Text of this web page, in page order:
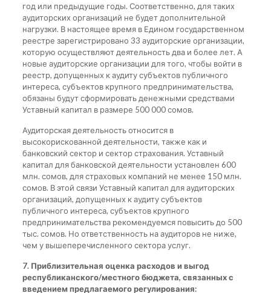
год или предыдущие годы. Соответственно, для таких
аудиторских организаций не будет дополнительной
нагрузки. В настоящее время в Едином государственном
реестре зарегистрировано 33 аудиторские организации,
которую осуществляют деятельность два и более лет. А
новые аудиторские организации для того, чтобы войти в
реестр, допущенных к аудиту субъектов публичного
интереса, субъектов крупного предпринимательства,
обязаны будут сформировать денежными средствами
Уставный капитал в размере 500 000 сомов.
Аудиторская деятельность относится в
высокорискованной деятельности, также как и
банковский сектор и сектор страхования. Уставный
капитал для банковской деятельности установлен 600
млн. сомов, для страховых компаний не менее 150 млн.
сомов. В этой связи Уставный капитал для аудиторских
организаций, допущенных к аудиту субъектов
публичного интереса, субъектов крупного
предпринимательства рекомендуемся повысить до 500
тыс. сомов. Но ответственность на аудиторов не ниже,
чем у вышеперечисленного сектора услуг.
7. Приблизительная оценка расходов и выгод
республиканского/местного бюджета, связанных с
введением предлагаемого регулирования: